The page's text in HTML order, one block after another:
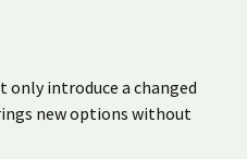
only introduce a changed
new options without